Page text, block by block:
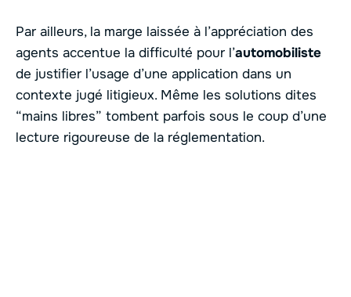
Par ailleurs, la marge laissée à l’appréciation des
agents accentue la difficulté pour l’automobiliste
de justifier l’usage d’une application dans un
contexte jugé litigieux. Même les solutions dites
“mains libres” tombent parfois sous le coup d’une
lecture rigoureuse de la réglementation.